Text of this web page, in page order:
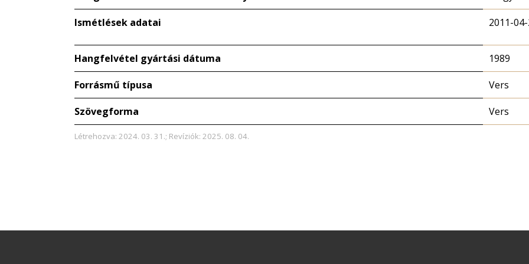
Ismétlések adatai 2011-
Hangfelvétel gyártási dátuma 1989
Forrásmű típusa Vers
Szövegforma Vers
Létrehozva: 2024. 03. 31.; Revíziók: 2025. 08. 04.